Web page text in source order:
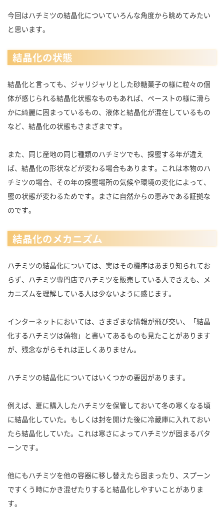
今回はハチミツの結晶化についていろんな角度から眺めてみたい
と思います。
結晶化の状態
結晶化と言っても、ジャリジャリとした砂糖菓子の様に粒々の個
体が感じられる結晶化状態なものもあれば、ペーストの様に滑ら
かに綺麗に固まっているもの、液体と結晶化が混在しているもの
など、結晶化の状態もさまざまです。
また、同じ産地の同じ種類のハチミツでも、採蜜する年が違え
ば、結晶化の形状などが変わる場合もあります。これは本物のハ
チミツの場合、その年の採蜜場所の気候や環境の変化によって、
蜜の状態が変わるためです。まさに自然からの恵みである証拠な
のです。
結晶化のメカニズム
ハチミツの結晶化については、実はその機序はあまり知られてお
らず、ハチミツ専門店でハチミツを販売している人でさえも、メ
カニズムを理解している人は少ないように感じます。
インターネットにおいては、さまざまな情報が飛び交い、「結晶
化するハチミツは偽物」と書いてあるものも見たことがあります
が、残念ながらそれは正しくありません。
ハチミツの結晶化についてはいくつかの要因があります。
例えば、夏に購入したハチミツを保管しておいて冬の寒くなる頃
に結晶化していた。もしくは封を開けた後に冷蔵庫に入れておい
たら結晶化していた。これは寒さによってハチミツが固まるパタ
ーンです。
他にもハチミツを他の容器に移し替えたら固まったり、スプーン
ですくう時にかき混ぜたりすると結晶化しやすいことがありま
す。